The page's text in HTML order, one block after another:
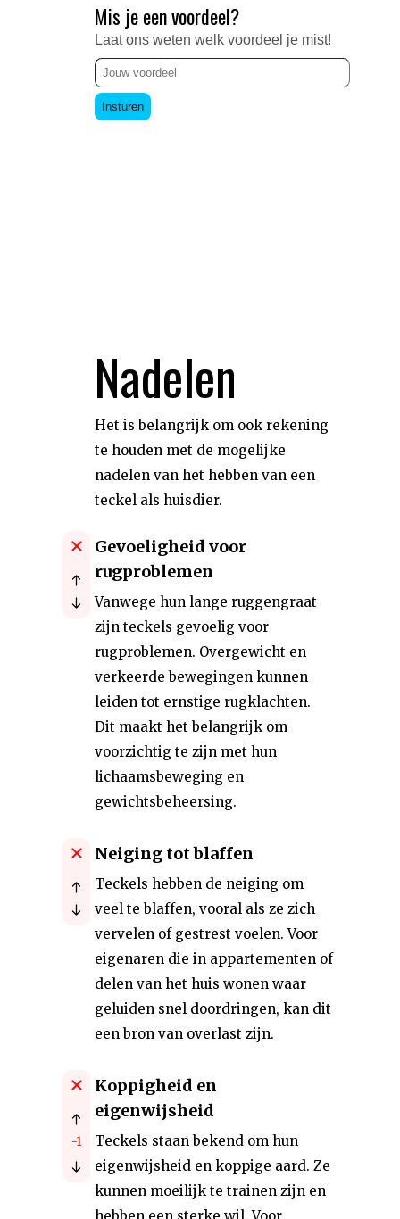
Mis je een voordeel?
Laat ons weten welk voordeel je mist!
Insturen
Nadelen
Het is belangrijk om ook rekening
te houden met de mogelijke
nadelen van het hebben van een
teckel als huisdier.
Gevoeligheid voor
rugproblemen
Vanwege hun lange ruggengraat
zijn teckels gevoelig voor
rugproblemen. Overgewicht en
verkeerde bewegingen kunnen
leiden tot ernstige rugklachten.
Dit maakt het belangrijk om
voorzichtig te zijn met hun
lichaamsbeweging en
gewichtsbeheersing.
Neiging tot blaffen
Teckels hebben de neiging om
veel te blaffen, vooral als ze zich
vervelen of gestrest voelen. Voor
eigenaren die in appartementen of
delen van het huis wonen waar
geluiden snel doordringen, kan dit
een bron van overlast zijn.
-1
Koppigheid en
eigenwijsheid
Teckels staan bekend om hun
eigenwijsheid en koppige aard. Ze
kunnen moeilijk te trainen zijn en